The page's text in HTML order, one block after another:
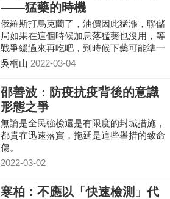
——猛藥的時機
俄羅斯打烏克蘭了，油價因此猛漲，聯儲
局如果在這個時候加息落猛藥也沒用，等
戰爭緩過來再吃吧，到時候下藥可能準一
點。全民強檢是一劑猛藥，必須止咳。如
不能把所有人隔離起來。所以專家們為甚
麼說要等一等，等高峰期過了再強檢
吳桐山 2022-03-04
邵善波：防疫抗疫背後的意識
形態之爭
無論是全民強檢還是有限度的封城措施，
都貴在迅速落實，拖延是這些舉措的致命
傷。
2022-03-02
寒柏：不應以「快速檢測」代